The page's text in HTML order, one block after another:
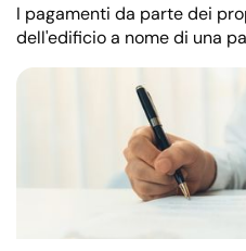
I pagamenti da parte dei
dell'edificio a nome di una
gestione dell'edificio non
guadagnati sul mercato e
soggetta all'imposta sul